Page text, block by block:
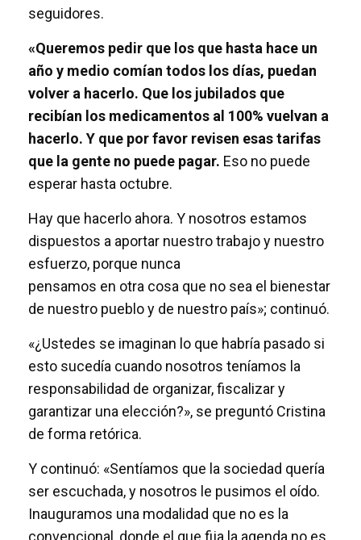
seguidores.
«Queremos pedir que los que hasta hace un
año y medio comían todos los días, puedan
volver a hacerlo. Que los jubilados que
recibían los medicamentos al 100% vuelvan a
hacerlo. Y que por favor revisen esas tarifas
que la gente no puede pagar. Eso no puede
esperar hasta octubre.
Hay que hacerlo ahora. Y nosotros estamos
dispuestos a aportar nuestro trabajo y nuestro
esfuerzo, porque nunca
pensamos en otra cosa que no sea el bienestar
de nuestro pueblo y de nuestro país»; continuó.
«¿Ustedes se imaginan lo que habría pasado si
esto sucedía cuando nosotros teníamos la
responsabilidad de organizar, fiscalizar y
garantizar una elección?», se preguntó Cristina
de forma retórica.
Y continuó: «Sentíamos que la sociedad quería
ser escuchada, y nosotros le pusimos el oído.
Inauguramos una modalidad que no es la
convencional, donde el que fija la agenda no es